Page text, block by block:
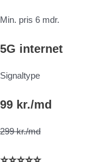
Min. pris 6 mdr.
5G internet
Signaltype
99 kr./md
299 kr./md